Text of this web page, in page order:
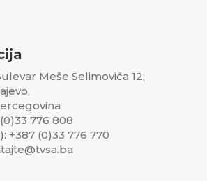
Meše Selimovića 12,
776 808
+387 (0)33 776 770